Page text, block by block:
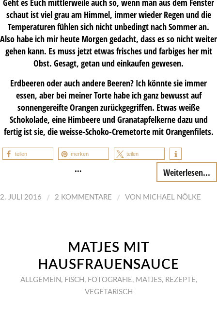
schaut ist viel grau am Himmel, immer wieder Regen und die
Temperaturen fühlen sich nicht unbedingt nach Sommer an.
Also habe ich mir heute Morgen gedacht, dass es so nicht weiter
gehen kann. Es muss jetzt etwas frisches und farbiges her mit
Obst. Gesagt, getan und einkaufen gewesen.
Erdbeeren oder auch andere Beeren? Ich könnte sie immer
essen, aber bei meiner Torte habe ich ganz bewusst auf
sonnengereifte Orangen zurückgegriffen. Etwas weiße
Schokolade, eine Himbeere und Granatapfelkerne dazu und
fertig ist sie, die weisse-Schoko-Cremetorte mit Orangenfilets.
teilen merken teilen
… Weiterlesen...
2. JULI 2016 / 2 KOMMENTARE / VON MICHAEL NÖLKE
MATJES MIT
HAUSFRAUENSAUCE
ALLGEMEIN , FISCH , FOTOGRAFIE, MATJES, REZEPTE,
VEGETARISCH